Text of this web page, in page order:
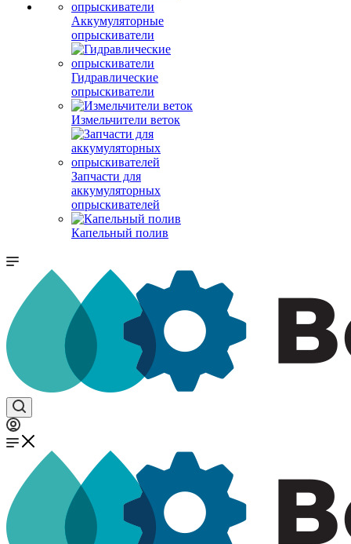
Аккумуляторные
опрыскиватели
Гидравлические
опрыскиватели
Измельчители веток
Запчасти для
аккумуляторных
опрыскивателей
Капельный полив